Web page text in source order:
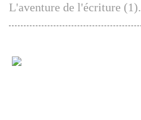
L'aventure de l'écriture (1).